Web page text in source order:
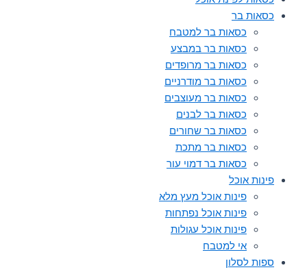
כסאות בר
כסאות בר למטבח
כסאות בר במבצע
כסאות בר מרופדים
כסאות בר מודרניים
כסאות בר מעוצבים
כסאות בר לבנים
כסאות בר שחורים
כסאות בר מתכת
כסאות בר דמוי עור
פינות אוכל
פינות אוכל מעץ מלא
פינות אוכל נפתחות
פינות אוכל עגולות
אי למטבח
ספות לסלון